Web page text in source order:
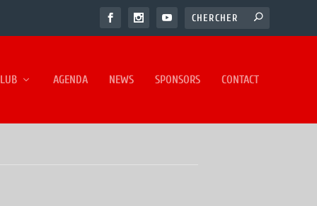
AGENDA NEWS SPONSORS CONTACT